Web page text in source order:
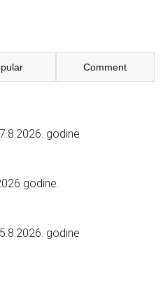
Comment
godine
godine.
godine